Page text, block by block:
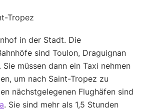
in der Stadt. Die
sind Toulon, Draguignan
Sie müssen dann ein Taxi nehmen
um nach Saint-Tropez zu
nächstgelegenen Flughäfen sind
. Sie sind mehr als 1,5 Stunden